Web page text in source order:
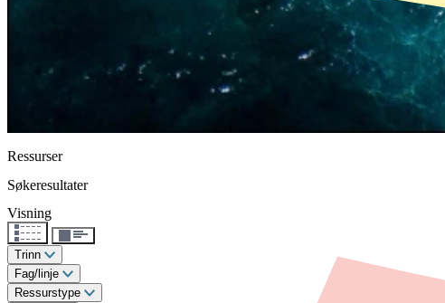
Ressurser
Søkeresultater
Visning
Trinn
Fag/linje
Ressurstype